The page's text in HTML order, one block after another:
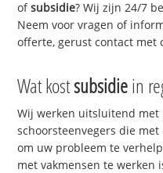
ofsubsidie? Wij zijn 24/7
Neem voor vragen of
offerte, gerust contact met
Wat kostsubsidiein
Wij werken uitsluitend met
schoorsteenvegers die
om uw probleem te
met vakmensen te werken